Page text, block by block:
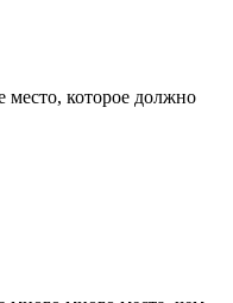
место, которое должно